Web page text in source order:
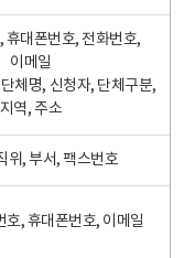
휴대폰번호, 전화번호,
이메일
체명, 신청자, 단체구분,
지역, 주소
위, 부서, 팩스번호
호, 휴대폰번호, 이메일